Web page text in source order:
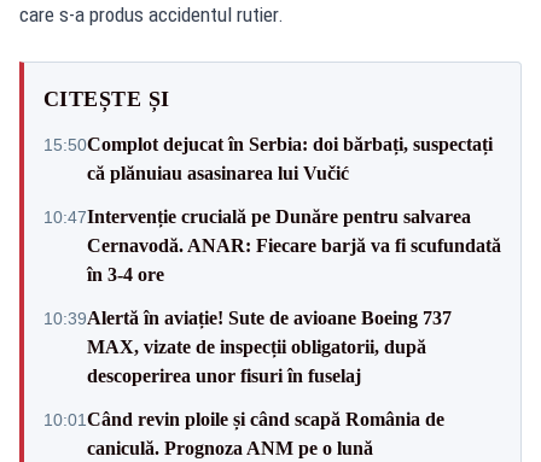
care s-a produs accidentul rutier.
CITEȘTE ȘI
15:50Complot dejucat în Serbia: doi bărbați, suspectați
că plănuiau asasinarea lui Vučić
10:47Intervenție crucială pe Dunăre pentru salvarea
Cernavodă. ANAR: Fiecare barjă va fi scufundată
în 3-4 ore
10:39Alertă în aviație! Sute de avioane Boeing 737
MAX, vizate de inspecții obligatorii, după
descoperirea unor fisuri în fuselaj
10:01Când revin ploile și când scapă România de
caniculă. Prognoza ANM pe o lună